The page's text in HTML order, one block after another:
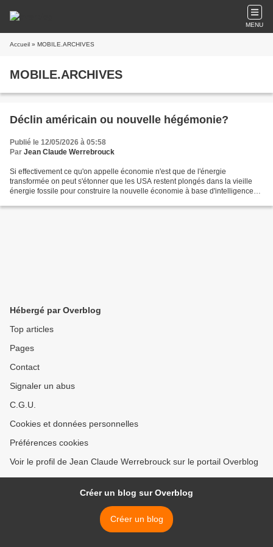
MENU
Accueil » MOBILE.ARCHIVES
MOBILE.ARCHIVES
Déclin américain ou nouvelle hégémonie?
Publié le 12/05/2026 à 05:58
Par Jean Claude Werrebrouck
Si effectivement ce qu'on appelle économie n'est que de l'énergie
transformée on peut s'étonner que les USA restent plongés dans la vieille
énergie fossile pour construire la nouvelle économie à base d'intelligence
Hébergé par Overblog
Top articles
Pages
Contact
Signaler un abus
C.G.U.
Cookies et données personnelles
Préférences cookies
Voir le profil de Jean Claude Werrebrouck sur le portail Overblog
Créer un blog sur Overblog
Créer un blog